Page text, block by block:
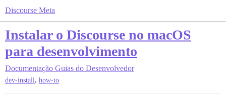
Discourse Meta
Instalar o Discourse no macOS
para desenvolvimento
Documentação Guias do Desenvolvedor
dev-install, how-to